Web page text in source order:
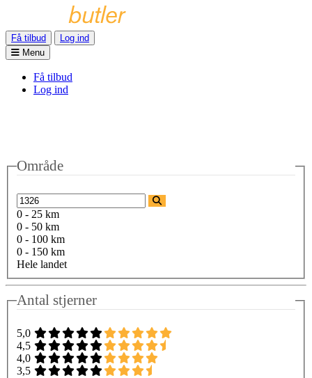
Få tilbud
Log ind
Menu
Få tilbud
Log ind
Område
0 - 25 km
0 - 50 km
0 - 100 km
0 - 150 km
Hele landet
Antal stjerner
5,0
4,5
4,0
3,5